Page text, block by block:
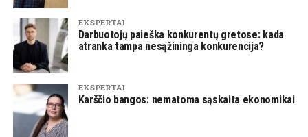
EKSPERTAI
Darbuotojų paieška konkurentų gretose: kada
atranka tampa nesąžininga konkurencija?
EKSPERTAI
Karščio bangos: nematoma sąskaita ekonomikai